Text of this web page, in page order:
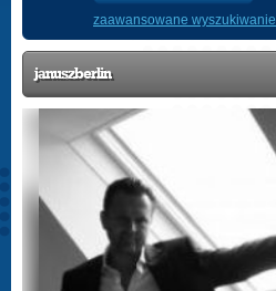
zaawansowane wyszukiwanie
januszberlin